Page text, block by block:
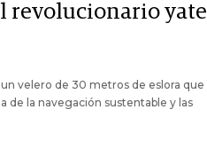
revolucionario yate
velero de 30 metros de eslora que
de la navegación sustentable y las